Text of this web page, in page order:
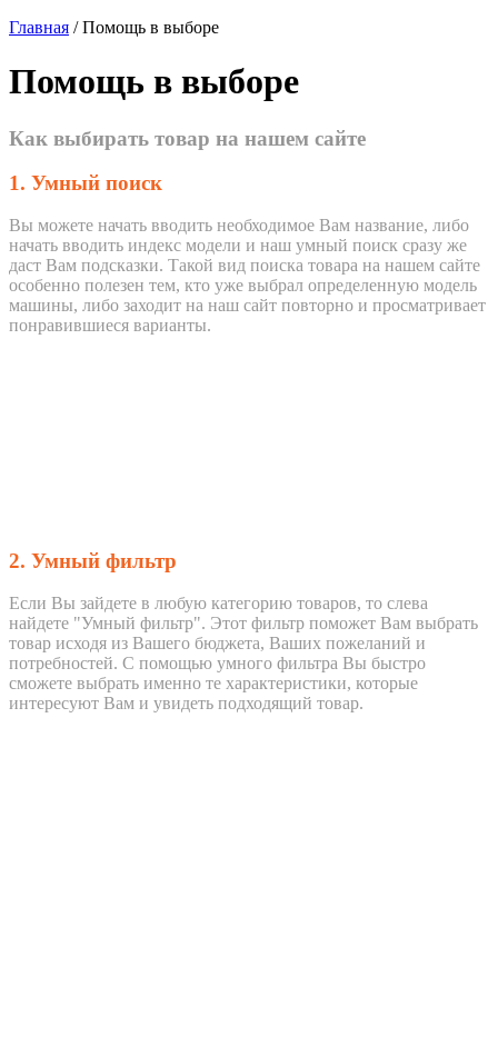
Главная /Помощь в выборе
Помощь в выборе
Как выбирать товар на нашем сайте
1. Умный поиск
Вы можете начать вводить необходимое Вам название, либо
начать вводить индекс модели и наш умный поиск сразу же
даст Вам подсказки. Такой вид поиска товара на нашем сайте
особенно полезен тем, кто уже выбрал определенную модель
машины, либо заходит на наш сайт повторно и просматривает
понравившиеся варианты.
2. Умный фильтр
Если Вы зайдете в любую категорию товаров, то слева
найдете "Умный фильтр". Этот фильтр поможет Вам выбрать
товар исходя из Вашего бюджета, Ваших пожеланий и
потребностей. С помощью умного фильтра Вы быстро
сможете выбрать именно те характеристики, которые
интересуют Вам и увидеть подходящий товар.